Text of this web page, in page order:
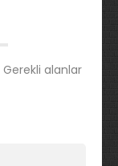
Gerekli alanlar